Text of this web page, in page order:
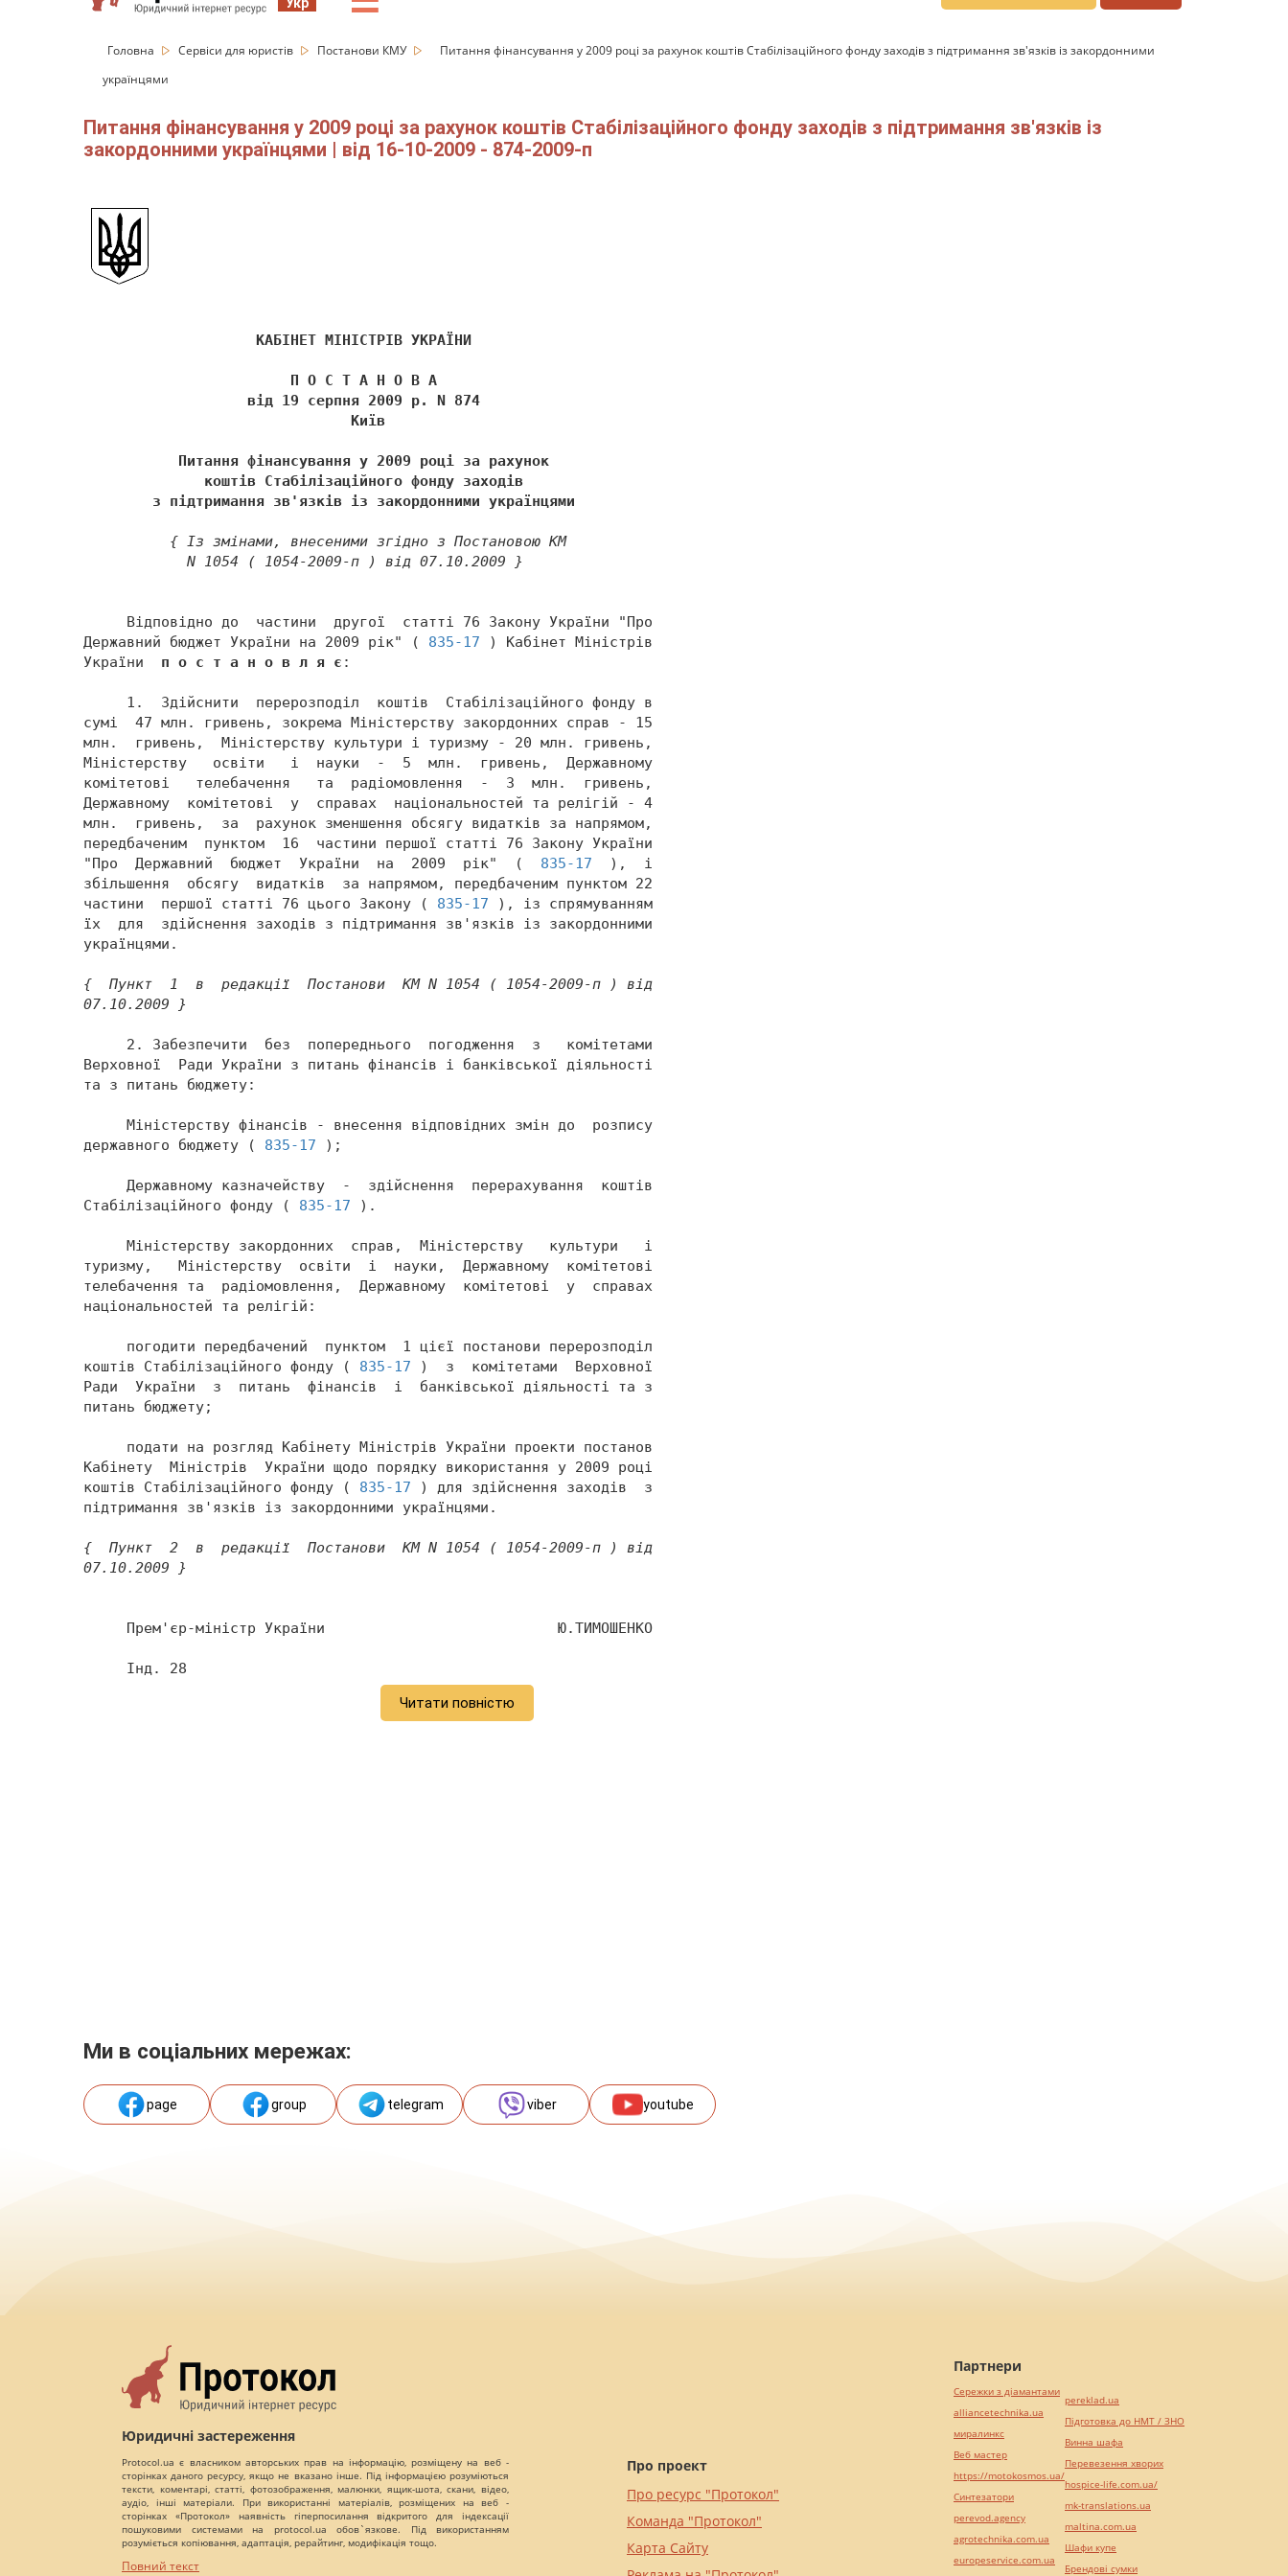
Головна Сервіси для юристів Постанови КМУ
Питання фінансування у 2009 році за рахунок коштів Стабілізаційного фонду заходів з підтримання зв'язків із закордонними
українцями
Питання фінансування у 2009 році за рахунок коштів Стабілізаційного фонду заходів з підтримання зв'язків із
закордонними українцями | від 16-10-2009 - 874-2009-п
                    КАБІНЕТ МІНІСТРІВ УКРАЇНИ
                        П О С Т А Н О В А
                   від 19 серпня 2009 р. N 874
                               Київ
           Питання фінансування у 2009 році за рахунок
              коштів Стабілізаційного фонду заходів
        з підтримання зв'язків із закордонними українцями
          { Із змінами, внесеними згідно з Постановою КМ
            N 1054 ( 1054-2009-п ) від 07.10.2009 }
     Відповідно до  частини  другої  статті 76 Закону України "Про
Державний бюджет України на 2009 рік" ( 835-17 ) Кабінет Міністрів
України п о с т а н о в л я є :
     1.  Здійснити  перерозподіл  коштів  Стабілізаційного фонду в
сумі  47 млн. гривень, зокрема Міністерству закордонних справ - 15
млн.  гривень,  Міністерству культури і туризму - 20 млн. гривень,
Міністерству   освіти   і  науки  -  5  млн.  гривень,  Державному
комітетові   телебачення   та  радіомовлення  -  3  млн.  гривень,
Державному  комітетові  у  справах  національностей та релігій - 4
млн.  гривень,  за  рахунок зменшення обсягу видатків за напрямом,
передбаченим  пунктом  16  частини першої статті 76 Закону України
"Про  Державний  бюджет  України  на  2009  рік"  ( 835-17
  ),  і
збільшення  обсягу  видатків  за напрямом, передбаченим пунктом 22
частини  першої статті 76 цього Закону ( 835-17 ), із спрямуванням
їх  для  здійснення заходів з підтримання зв'язків із закордонними
українцями.
{  Пункт  1  в  редакції  Постанови  КМ N 1054 ( 1054-2009-п ) від
07.10.2009 }
     2. Забезпечити  без  попереднього  погодження  з   комітетами
Верховної  Ради України з питань фінансів і банківської діяльності
та з питань бюджету:
     Міністерству фінансів - внесення відповідних змін до  розпису
державного бюджету ( 835-17 );
     Державному казначейству  -  здійснення  перерахування  коштів
Стабілізаційного фонду ( 835-17 ).
     Міністерству закордонних  справ,  Міністерству   культури   і
туризму,   Міністерству  освіти  і  науки,  Державному  комітетові
телебачення та  радіомовлення,  Державному  комітетові  у  справах
національностей та релігій:
     погодити передбачений  пунктом  1 цієї постанови перерозподіл
коштів Стабілізаційного фонду ( 835-17 )  з  комітетами  Верховної
Ради  України  з  питань  фінансів  і  банківської діяльності та з
питань бюджету;
     подати на розгляд Кабінету Міністрів України проекти постанов
Кабінету  Міністрів  України щодо порядку використання у 2009 році
коштів Стабілізаційного фонду ( 835-17 ) для здійснення заходів  з
підтримання зв'язків із закордонними українцями.
{  Пункт  2  в  редакції  Постанови  КМ N 1054 ( 1054-2009-п ) від
07.10.2009 }
     Прем'єр-міністр України                           Ю.ТИМОШЕНКО
     Інд. 28
Читати повністю
Ми в соціальних мережах:
page group telegram viber youtube
Юридичні застереження
Protocol.ua є власником авторських прав на інформацію, розміщену на веб -
сторінках даного ресурсу, якщо не вказано інше. Під інформацією розуміються
тексти, коментарі, статті, фотозображення, малюнки, ящик-шота, скани, відео,
аудіо, інші матеріали. При використанні матеріалів, розміщених на веб -
сторінках «Протокол» наявність гіперпосилання відкритого для індексації
пошуковими системами на protocol.ua обов`язкове. Під використанням
розуміється копіювання, адаптація, рерайтинг, модифікація тощо.
Повний текст
Про проект
Про ресурс "Протокол"
Команда "Протокол"
Карта Сайту
Партнери
Сережки з діамантами
alliancetechnika.ua
миралинкс
Веб мастер
https://motokosmos.ua/
Синтезатори
perevod.agency
agrotechnika.com.ua
europeservice.com.ua
pereklad.ua
Підготовка до НМТ / ЗНО
Винна шафа
Перевезення хворих
hospice-life.com.ua/
mk-translations.ua
maltina.com.ua
Шафи купе
Брендові сумки